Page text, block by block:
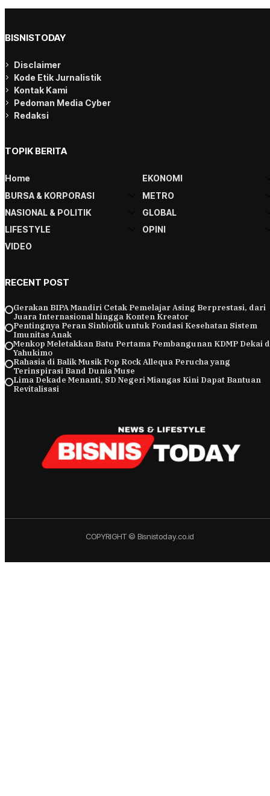
BISNISTODAY
Disclaimer
Kode Etik Jurnalistik
Kontak Kami
Pedoman Media Cyber
Redaksi
TOPIK BERITA
Home
EKONOMI
BURSA & KORPORASI
METRO
NASIONAL & POLITIK
GLOBAL
LIFESTYLE
OPINI
VIDEO
RECENT POST
Gerakan BIPA Mandiri Cetak Pemelajar Asing Berprestasi, dari
Juara Internasional hingga Konten Kreator
Pentingnya Peran Sinbiotik untuk Fondasi Kesehatan Sistem
Imunitas Anak
Menkop Meletakkan Batu Pertama Pembangunan KDMP Dekai
Yahukimo
Rahasia di Balik Musik Pop Rock Allequa Perucha yang
Terinspirasi Band Dunia Muse
Lima Dekade Menanti, SD Negeri Miangas Kini Dapat Bantuan
Revitalisasi
COPYRIGHT © Bisnistoday.co.id